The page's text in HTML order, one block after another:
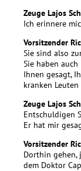
Zeuge Lajos
Ich erinnere
Vorsitzender
Sie sind also
Sie haben
Ihnen gesagt,
kranken
Zeuge Lajos
Entschuldigen
Er hat mir
Vorsitzender
Dorthin gehen,
dem Doktor